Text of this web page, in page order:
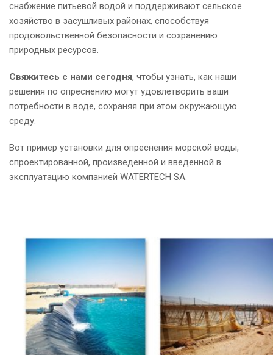
снабжение питьевой водой и поддерживают сельское
хозяйство в засушливых районах, способствуя
продовольственной безопасности и сохранению
природных ресурсов.
Свяжитесь с нами сегодня, чтобы узнать, как наши
решения по опреснению могут удовлетворить ваши
потребности в воде, сохраняя при этом окружающую
среду.
Вот пример установки для опреснения морской воды,
спроектированной, произведенной и введенной в
эксплуатацию компанией WATERTECH SA.